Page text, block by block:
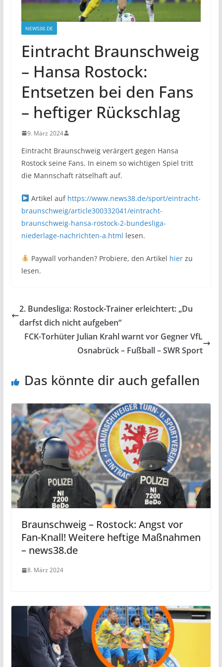
NEWS38.DE
Eintracht Braunschweig
– Hansa Rostock:
Entsetzen bei den Fans
– heftiger Rückschlag
9. März 2024
Eintracht Braunschweig verärgert gegen Hansa
Rostock seine Fans. In einem so wichtigen Spiel tritt
die Mannschaft rätselhaft auf.
Artikel auf https://www.news38.de/sport/eintracht-
braunschweig/article300332041/eintracht-
braunschweig-hansa-rostock-2-bundesliga-
niederlage-nachrichten-a.html lesen.
Paywall vorhanden? Probiere, den Artikel hierzu
lesen.
2. Bundesliga: Rostock-Trainer erleichtert: „Du
darfst dich nicht aufgeben“
FCK-Torhüter Julian Krahl warnt vor Gegner VfL
Osnabrück – Fußball – SWR Sport
Das könnte dir auch gefallen
Braunschweig – Rostock: Angst vor
Fan-Knall! Weitere heftige Maßnahmen
– news38.de
8. März 2024